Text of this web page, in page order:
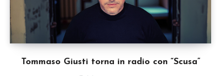
Tommaso Giusti torna in radio con “Scusa”